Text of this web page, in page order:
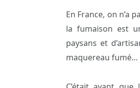
En France, on n’a
la fumaison est
paysans et
maquereau fumé…